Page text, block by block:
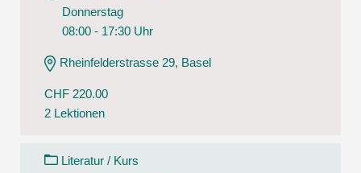
Donnerstag
08:00 - 17:30 Uhr
Rheinfelderstrasse 29, Basel
CHF 220.00
2 Lektionen
Literatur / Kurs